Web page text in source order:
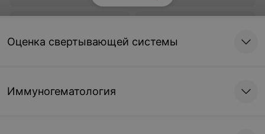
Скорость Оседания
Оценка свертывающей системы
Иммуногематология